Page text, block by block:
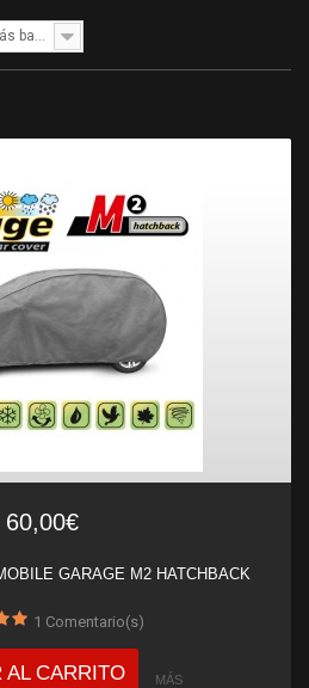
Referencia: más bajo primero
60,00€
GARAGE M2 HATCHBACK
1 Comentario(s)
AL CARRITO MÁS